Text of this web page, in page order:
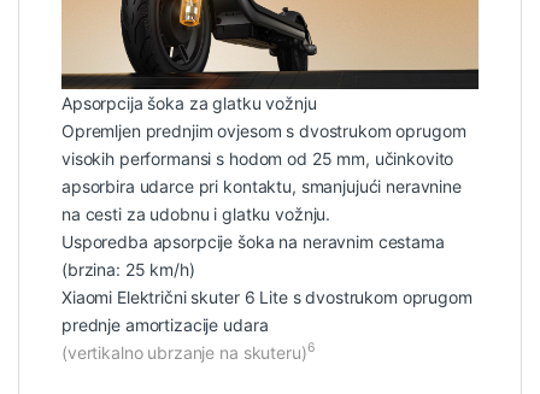
Apsorpcija šoka za glatku vožnju
Opremljen prednjim ovjesom s dvostrukom oprugom
visokih performansi s hodom od 25 mm, učinkovito
apsorbira udarce pri kontaktu, smanjujući neravnine
na cesti za udobnu i glatku vožnju.
Usporedba apsorpcije šoka na neravnim cestama
(brzina: 25 km/h)
Xiaomi Električni skuter 6 Lite s dvostrukom oprugom
prednje amortizacije udara
(vertikalno ubrzanje na skuteru)6